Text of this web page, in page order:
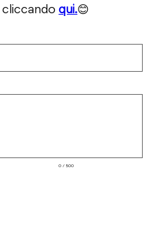
cliccandoqui.😊
0 / 500